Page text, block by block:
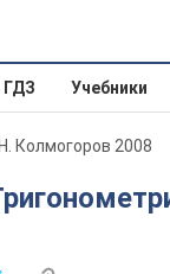
ГДЗ Учебники
Колмогоров 2008